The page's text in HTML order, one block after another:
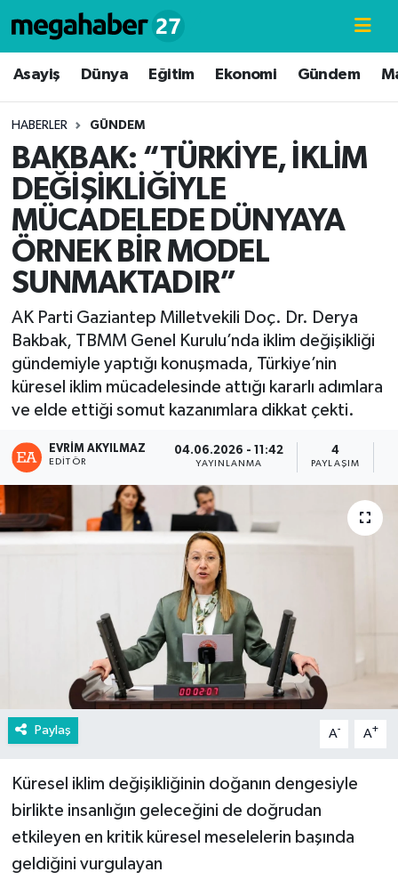
Asayiş Dünya Eğitim Ekonomi Gündem
HABERLER GÜNDEM
BAKBAK: “TÜRKİYE, İKLİM
DEĞİŞİKLİĞİYLE
MÜCADELEDE DÜNYAYA
ÖRNEK BİR MODEL
SUNMAKTADIR”
AK Parti Gaziantep Milletvekili Doç. Dr. Derya
Bakbak, TBMM Genel Kurulu’nda iklim değişikliği
gündemiyle yaptığı konuşmada, Türkiye’nin
küresel iklim mücadelesinde attığı kararlı adımlara
ve elde ettiği somut kazanımlara dikkat çekti.
EVRIM AKYILMAZ
EDITÖR
04.06.2026 - 11:42
YAYINLANMA
4
PAYLAŞIM
Paylaş A- A+
Küresel iklim değişikliğinin doğanın dengesiyle
birlikte insanlığın geleceğini de doğrudan
etkileyen en kritik küresel meselelerin başında
geldiğini vurgulayan
Hava Durumu
Süper Lig Puan Durumu ve Fikstür
Tüm Manşetler
Son Dakika Haberleri
Haber Arşivi